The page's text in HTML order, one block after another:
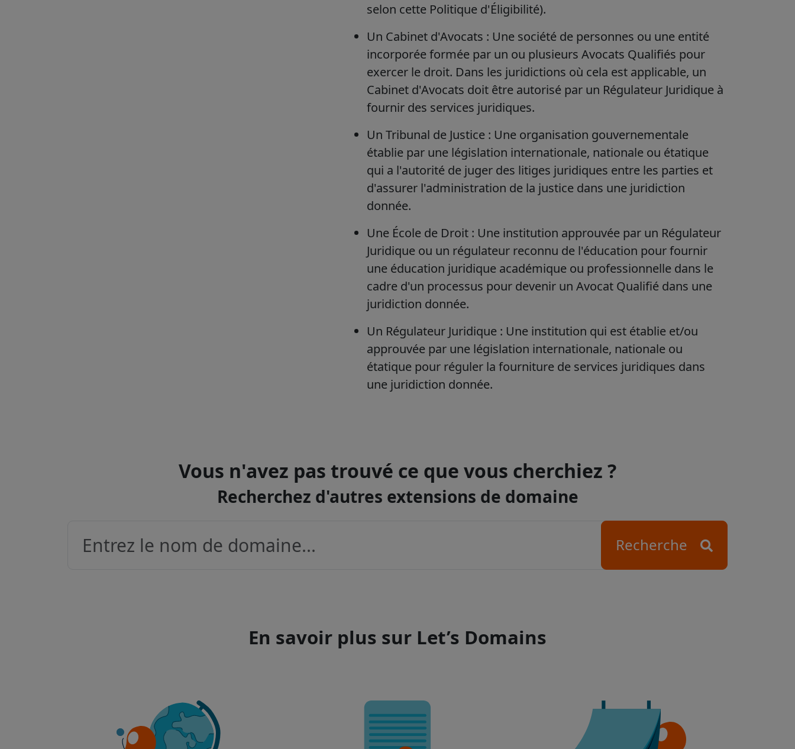
selon cette Politique d'Éligibilité).
Un Cabinet d'Avocats : Une société de personnes ou une entité
incorporée formée par un ou plusieurs Avocats Qualifiés pour
exercer le droit. Dans les juridictions où cela est applicable, un
Cabinet d'Avocats doit être autorisé par un Régulateur Juridique à
fournir des services juridiques.
Un Tribunal de Justice : Une organisation gouvernementale
établie par une législation internationale, nationale ou étatique
qui a l'autorité de juger des litiges juridiques entre les parties et
d'assurer l'administration de la justice dans une juridiction
donnée.
Une École de Droit : Une institution approuvée par un Régulateur
Juridique ou un régulateur reconnu de l'éducation pour fournir
une éducation juridique académique ou professionnelle dans le
cadre d'un processus pour devenir un Avocat Qualifié dans une
juridiction donnée.
Un Régulateur Juridique : Une institution qui est établie et/ou
approuvée par une législation internationale, nationale ou
étatique pour réguler la fourniture de services juridiques dans
une juridiction donnée.
Vous n'avez pas trouvé ce que vous cherchiez ?
Recherchez d'autres extensions de domaine
Recherche